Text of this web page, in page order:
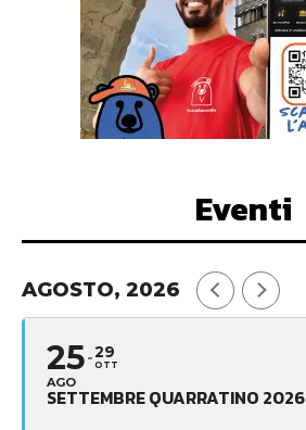
Eventi
AGOSTO, 2026
25
AGO
29
OTT
SETTEMBRE QUARRATINO 2026